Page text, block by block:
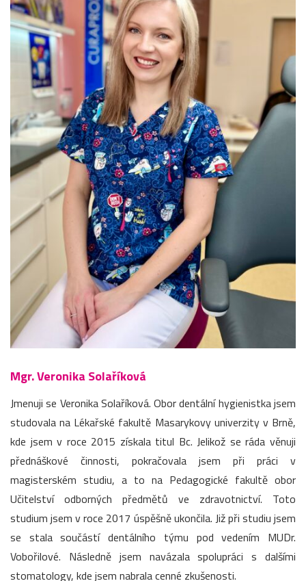
Mgr. Veronika Solaříková
Jmenuji se Veronika Solaříková. Obor dentální hygienistka jsem
studovala na Lékařské fakultě Masarykovy univerzity v Brně,
kde jsem v roce 2015 získala titul Bc. Jelikož se ráda věnuji
přednáškové činnosti, pokračovala jsem při práci v
magisterském studiu, a to na Pedagogické fakultě obor
Učitelství odborných předmětů ve zdravotnictví. Toto
studium jsem v roce 2017 úspěšně ukončila. Již při studiu jsem
se stala součástí dentálního týmu pod vedením MUDr.
Vobořilové. Následně jsem navázala spolupráci s dalšími
stomatology, kde jsem nabrala cenné zkušenosti.